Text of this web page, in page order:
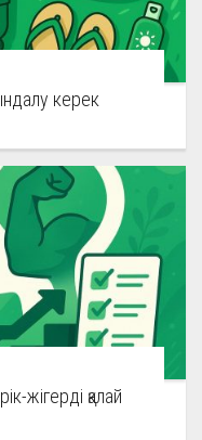
керек
жігерді қалай